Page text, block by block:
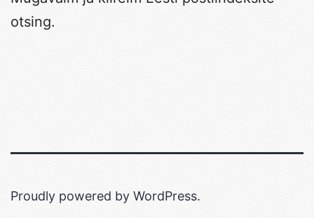
otsing.
Proudly powered by WordPress.